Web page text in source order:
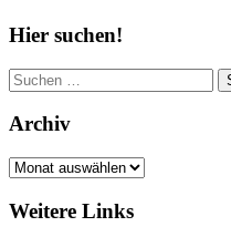
Hier suchen!
Suchen
nach:
Archiv
Archiv
Weitere Links